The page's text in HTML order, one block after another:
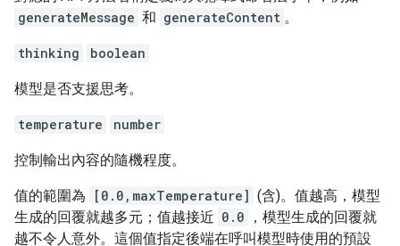
generateMessage 和 generateContent 。
thinking boolean
模型是否支援思考。
temperature number
控制輸出內容的隨機程度。
值的範圍為 [0.0,maxTemperature] (含)。值越高，模型
生成的回覆就越多元；值越接近 0.0
，模型生成的回覆就
越不令人意外。這個值指定後端在呼叫模型時使用的預設